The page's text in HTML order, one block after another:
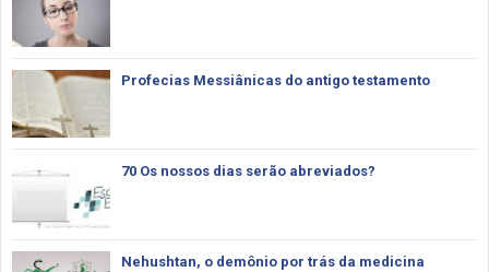
Profecias Messiânicas do antigo testamento
70 Os nossos dias serão abreviados?
Nehushtan, o demônio por trás da medicina